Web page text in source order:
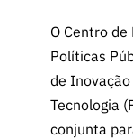
O Centro
Políticas
de Inovação
Tecnologia
conjunta